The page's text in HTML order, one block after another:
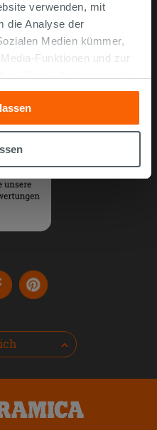
verwenden, mit
die Analyse der
Medien kümmer,
Funktionen und zur
ihnen geliefert haben oder
ihrer Dienste
Falls Sie mehr wissen
zu allen oder einigen
auf die Schaltfläche
werden. Wenn Sie auf
Cookies fortsetzen.
Badezimmer
Kategorien